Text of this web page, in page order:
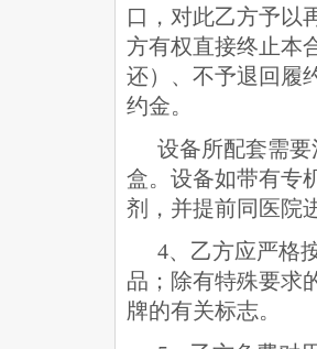
口，对此乙方予以
方有权直接终止本
还）、不予退回履
约金。
设备所配套需
盒。设备如带有专
剂，并提前同医院
4、乙方应严格
品；除有特殊要求
牌的有关标志。